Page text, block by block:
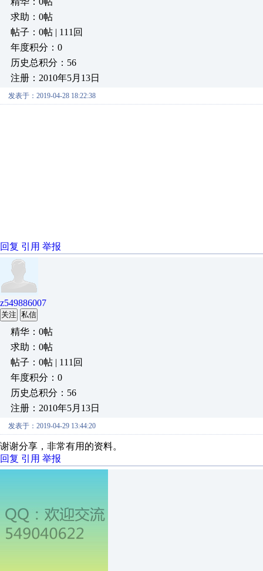
求助：0帖
帖子：0帖 | 111回
年度积分：0
历史总积分：56
注册：2010年5月13日
发表于：2019-04-28 18:22:38
回复 引用 举报
z549886007
关注 私信
精华：0帖
求助：0帖
帖子：0帖 | 111回
年度积分：0
历史总积分：56
注册：2010年5月13日
发表于：2019-04-29 13:44:20
谢谢分享，非常有用的资料。
回复 引用 举报